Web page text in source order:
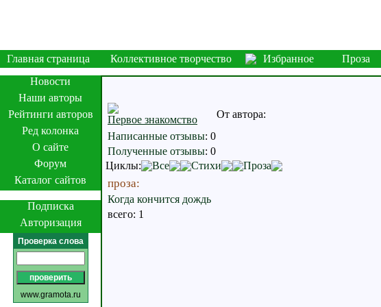
Главная страница Коллективное творчество Избранное Проза
Новости
Наши авторы
Рейтинги авторов
Ред колонка
О сайте
Форум
Каталог сайтов
Подписка
Авторизация
Проверка слова
www.gramota.ru
Первое знакомство
От автора:
Написанные отзывы: 0
Полученные отзывы: 0
Циклы:
Все Стихи Проза
проза:
Когда кончится дождь
всего: 1